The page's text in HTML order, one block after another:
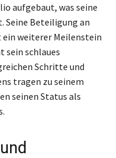
aufgebaut, was seine
Beteiligung an
weiterer Meilenstein
sein schlaues
Schritte und
tragen zu seinem
seinen Status als